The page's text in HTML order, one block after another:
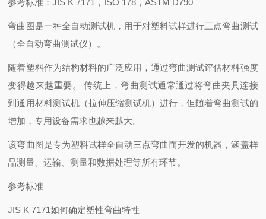
参考标准：JIS K 7171，ISO 178，ASTM D790
弯曲图是一种全自动测试机，用于对塑料试样进行三点弯曲测试
（全自动弯曲测试仪）。
随着塑料作为结构材料的广泛应用，通过弯曲测试评估材料强度
变得越来越重要。 传统上，弯曲测试通常通过将弯曲夹具连接
到通用材料测试机（拉伸压缩测试机）进行，但随着弯曲测试的
增加，专用设备需求也越来越大。
该弯曲图是专为塑料试样全自动三点弯曲而开发的机器，涵盖样
品测量、运输、测量和数据处理等所有环节。
参考标准
JIS K 7171如何确定塑性弯曲特性